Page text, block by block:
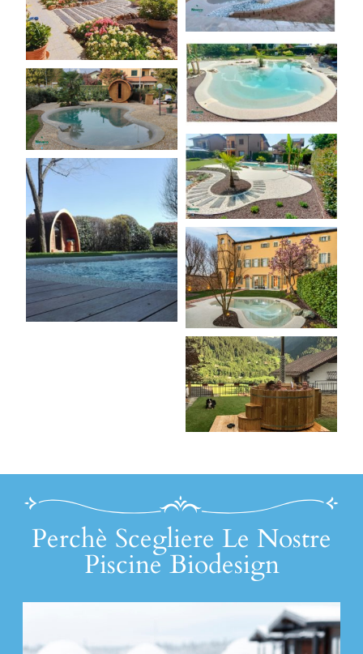
Perchè Scegliere Le Nostre
Piscine Biodesign